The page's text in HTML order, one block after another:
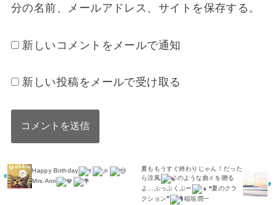
分の名前、メールアドレス、サイトを保存する。
新しいコメントをメールで通知
新しい投稿をメールで受け取る
Happy Birthday
Mrs.Anri
夏ももうすぐ終わりじゃん！だった
ら涼風
のような曲♬を贈る
よ…ぷっぷくぷー
❝夏のクラ
クション❞
稲垣潤一